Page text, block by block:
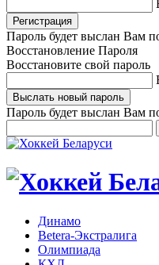
Пароль будет выслан Вам
Восстановление Пароля
Восстановите свой пароль
Пароль будет выслан Вам
Динамо
Betera-Экстралига
Олимпиада